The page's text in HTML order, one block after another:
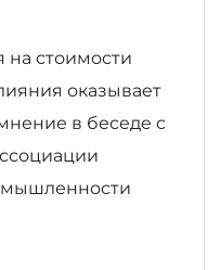
на стоимости
оказывает
в беседе с